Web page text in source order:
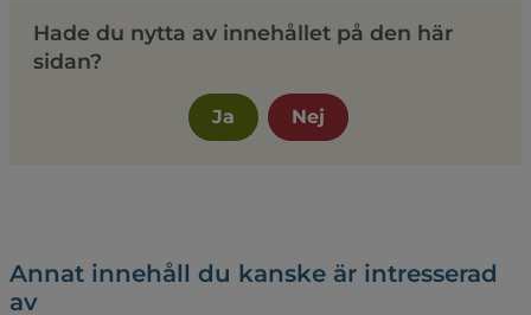
Hade du nytta av innehållet på den här
sidan?
Ja Nej
Annat innehåll du kanske är intresserad
av